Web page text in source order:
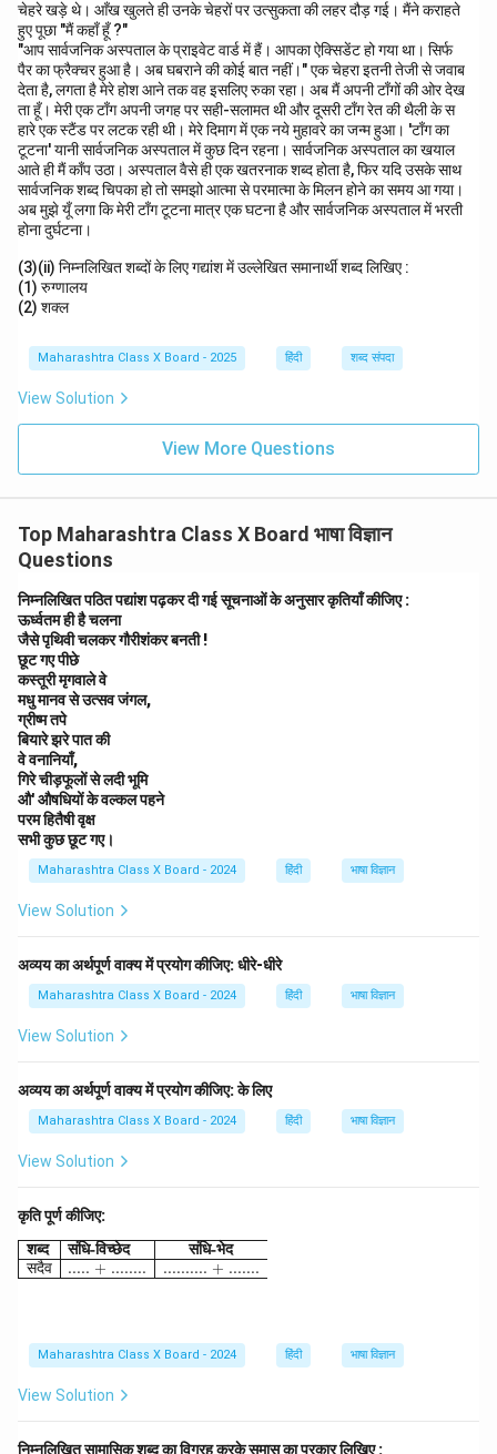
चेहरे खड़े थे। आँख खुलते ही उनके चेहरों पर उत्सुकता की लहर दौड़ गई। मैंने कराहते
हुए पूछा "मैं कहाँ हूँ ?"
"आप सार्वजनिक अस्पताल के प्राइवेट वार्ड में हैं। आपका ऐक्सिडेंट हो गया था। सिर्फ
पैर का फ्रैक्चर हुआ है। अब घबराने की कोई बात नहीं।" एक चेहरा इतनी तेजी से जवाब
देता है, लगता है मेरे होश आने तक वह इसलिए रुका रहा। अब मैं अपनी टाँगों की ओर देख
ता हूँ। मेरी एक टाँग अपनी जगह पर सही-सलामत थी और दूसरी टाँग रेत की थैली के स
हारे एक स्टैंड पर लटक रही थी। मेरे दिमाग में एक नये मुहावरे का जन्म हुआ। 'टाँग का
टूटना' यानी सार्वजनिक अस्पताल में कुछ दिन रहना। सार्वजनिक अस्पताल का खयाल
आते ही मैं काँप उठा। अस्पताल वैसे ही एक खतरनाक शब्द होता है, फिर यदि उसके साथ
सार्वजनिक शब्द चिपका हो तो समझो आत्मा से परमात्मा के मिलन होने का समय आ गया।
अब मुझे यूँ लगा कि मेरी टाँग टूटना मात्र एक घटना है और सार्वजनिक अस्पताल में भरती
होना दुर्घटना।
(3)(ii) निम्नलिखित शब्दों के लिए गद्यांश में उल्लेखित समानार्थी शब्द लिखिए :
(1) रुग्णालय
(2) शक्ल
Maharashtra Class X Board - 2025 हिंदी शब्द संपदा
View Solution
View More Questions
Top Maharashtra Class X Board भाषा विज्ञान
Questions
निम्नलिखित पठित पद्यांश पढ़कर दी गई सूचनाओं के अनुसार कृतियाँ कीजिए :
ऊर्ध्वतम ही है चलना
जैसे पृथिवी चलकर गौरीशंकर बनती !
छूट गए पीछे
कस्तूरी मृगवाले वे
मधु मानव से उत्सव जंगल,
ग्रीष्म तपे
बियारे झरे पात की
वे वनानियाँ,
गिरे चीड़फूलों से लदी भूमि
औ' औषधियों के वल्कल पहने
परम हितैषी वृक्ष
सभी कुछ छूट गए।
Maharashtra Class X Board - 2024 हिंदी भाषा विज्ञान
View Solution
अव्यय का अर्थपूर्ण वाक्य में प्रयोग कीजिए: धीरे-धीरे
Maharashtra Class X Board - 2024 हिंदी भाषा विज्ञान
View Solution
अव्यय का अर्थपूर्ण वाक्य में प्रयोग कीजिए: के लिए
Maharashtra Class X Board - 2024 हिंदी भाषा विज्ञान
View Solution
कृति पूर्ण कीजिए:
\begin{array}{|l|l|} \hline \textbf{शब्द} &
शब्द
सदैव
संधि-विच्छेद
..... + ........
संधि-भेद
.......... + .......
Maharashtra Class X Board - 2024 हिंदी भाषा विज्ञान
View Solution
निम्नलिखित सामासिक शब्द का विग्रह करके समास का प्रकार लिखिए :